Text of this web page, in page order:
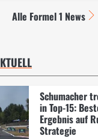
Alle Formel 1 News
Schumacher
in Top-15:
Ergebnis auf
Strategie